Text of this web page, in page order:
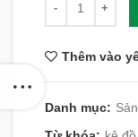
Thêm vào
Danh mục: